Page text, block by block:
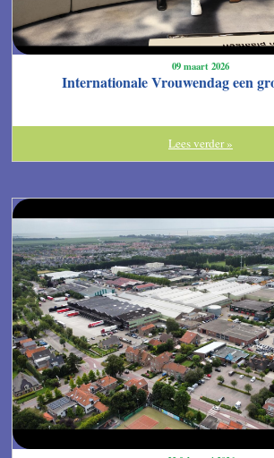
09 maart 2026
Internationale Vrouwendag een
Lees verder »